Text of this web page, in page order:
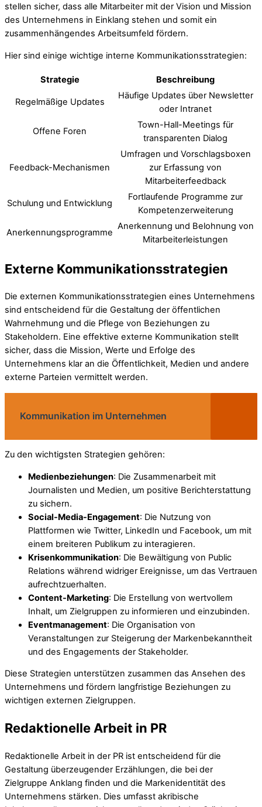
stellen sicher, dass alle Mitarbeiter mit der Vision und Mission
des Unternehmens in Einklang stehen und somit ein
zusammenhängendes Arbeitsumfeld fördern.
Hier sind einige wichtige interne Kommunikationsstrategien:
Strategie Beschreibung
Regelmäßige Updates
Häufige Updates über Newsletter
oder Intranet
Offene Foren
Town-Hall-Meetings für
transparenten Dialog
Feedback-Mechanismen
Umfragen und Vorschlagsboxen
zur Erfassung von
Mitarbeiterfeedback
Schulung und Entwicklung
Fortlaufende Programme zur
Kompetenzerweiterung
Anerkennungsprogramme
Anerkennung und Belohnung von
Mitarbeiterleistungen
Externe Kommunikationsstrategien
Die externen Kommunikationsstrategien eines Unternehmens
sind entscheidend für die Gestaltung der öffentlichen
Wahrnehmung und die Pflege von Beziehungen zu
Stakeholdern. Eine effektive externe Kommunikation stellt
sicher, dass die Mission, Werte und Erfolge des
Unternehmens klar an die Öffentlichkeit, Medien und andere
externe Parteien vermittelt werden.
Kommunikation im Unternehmen
Zu den wichtigsten Strategien gehören:
Medienbeziehungen: Die Zusammenarbeit mit
Journalisten und Medien, um positive Berichterstattung
zu sichern.
Social-Media-Engagement: Die Nutzung von
Plattformen wie Twitter, LinkedIn und Facebook, um mit
einem breiteren Publikum zu interagieren.
Krisenkommunikation: Die Bewältigung von Public
Relations während widriger Ereignisse, um das Vertrauen
aufrechtzuerhalten.
Content-Marketing: Die Erstellung von wertvollem
Inhalt, um Zielgruppen zu informieren und einzubinden.
Eventmanagement: Die Organisation von
Veranstaltungen zur Steigerung der Markenbekanntheit
und des Engagements der Stakeholder.
Diese Strategien unterstützen zusammen das Ansehen des
Unternehmens und fördern langfristige Beziehungen zu
wichtigen externen Zielgruppen.
Redaktionelle Arbeit in PR
Redaktionelle Arbeit in der PR ist entscheidend für die
Gestaltung überzeugender Erzählungen, die bei der
Zielgruppe Anklang finden und die Markenidentität des
Unternehmens stärken. Dies umfasst akribische